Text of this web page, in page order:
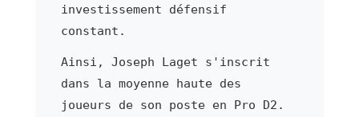
investissement défensif
constant.
Ainsi, Joseph Laget s'inscrit
dans la moyenne haute des
joueurs de son poste en Pro D2.